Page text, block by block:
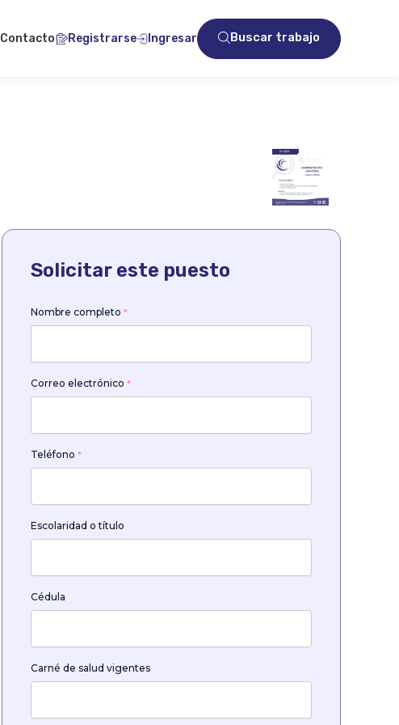
Contacto Registrarse Ingresar Buscar trabajo
Solicitar este puesto
Nombre completo *
Correo electrónico *
Teléfono *
Escolaridad o título
Cédula
Carné de salud vigentes